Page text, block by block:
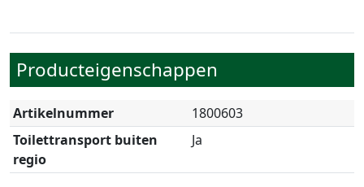
Producteigenschappen
Artikelnummer
1800603
Toilettransport buiten
regio
Ja